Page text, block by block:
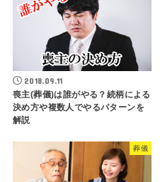
2018.09.11
喪主(葬儀)は誰がやる？続柄による
決め方や複数人でやるパターンを
解説
葬儀